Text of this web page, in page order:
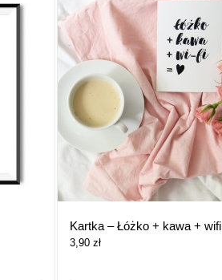
Kartka – Łóżko + kawa + wifi
3,90 zł